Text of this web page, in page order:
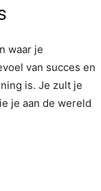
waar je
van succes en
is. Je zult je
je aan de wereld